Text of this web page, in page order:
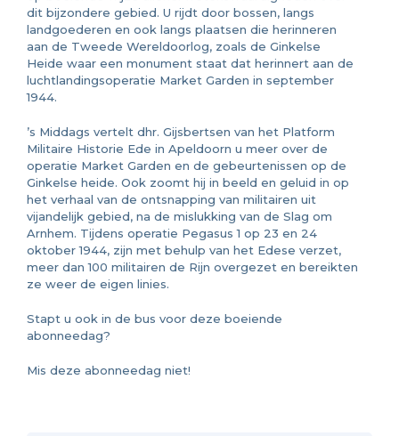
dit bijzondere gebied. U rijdt door bossen, langs
landgoederen en ook langs plaatsen die herinneren
aan de Tweede Wereldoorlog, zoals de Ginkelse
Heide waar een monument staat dat herinnert aan de
luchtlandingsoperatie Market Garden in september
1944.
’s Middags vertelt dhr. Gijsbertsen van het Platform
Militaire Historie Ede in Apeldoorn u meer over de
operatie Market Garden en de gebeurtenissen op de
Ginkelse heide. Ook zoomt hij in beeld en geluid in op
het verhaal van de ontsnapping van militairen uit
vijandelijk gebied, na de mislukking van de Slag om
Arnhem. Tijdens operatie Pegasus 1 op 23 en 24
oktober 1944, zijn met behulp van het Edese verzet,
meer dan 100 militairen de Rijn overgezet en bereikten
ze weer de eigen linies.
Stapt u ook in de bus voor deze boeiende
abonneedag?
Mis deze abonneedag niet!